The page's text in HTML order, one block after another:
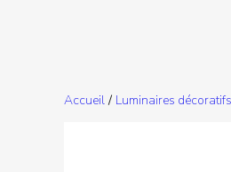
Accueil/ Luminaires décoratifs